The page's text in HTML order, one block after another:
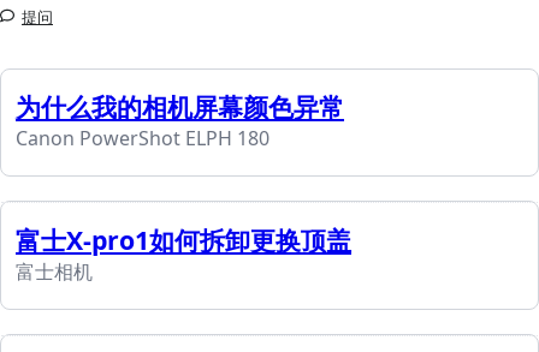
提问
为什么我的相机屏幕颜色异常
Canon PowerShot ELPH 180
富士X-pro1如何拆卸更换顶盖
富士相机